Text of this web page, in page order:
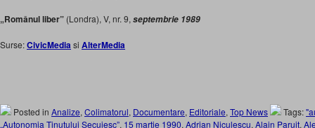
„Românul liber” (Londra), V, nr. 9, septembrie 1989
Surse:CivicMediasi AlterMedia
Posted in Analize, Colimatorul, Documentare, Editoriale, Top News Tags:
„Autonomia Ţinutului Secuiesc”, 15 martie 1990, Adrian Niculescu, Alain Paruit,